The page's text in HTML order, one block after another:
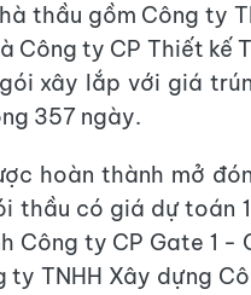
thầu gồm Công ty
Công ty CP Thiết kế
xây lắp với giá
357 ngày.
hoàn thành mở
thầu có giá dự toán
Công ty CP Gate 1 -
ty TNHH Xây dựng